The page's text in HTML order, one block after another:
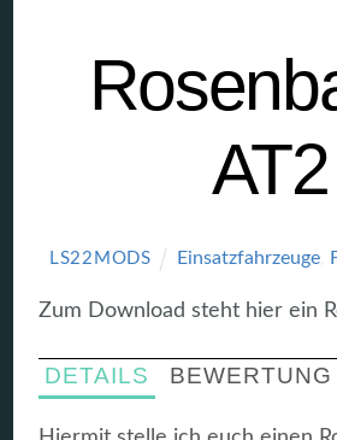
AT2
LS22MODS Einsatzfahrzeuge
Zum Download steht hier ein
DETAILS BEWERTUNG